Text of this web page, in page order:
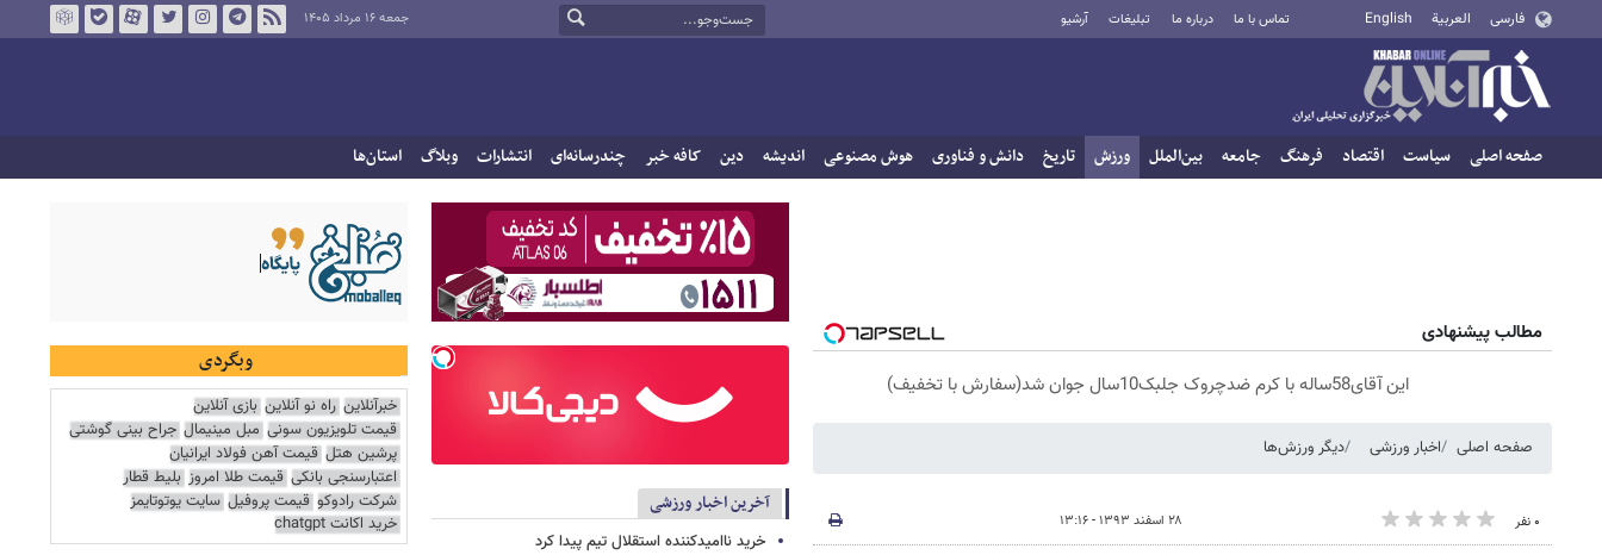
فارسی العربية English تماس با ما درباره ما تبلیغات آرشیو جمعه ۱۶ مرداد ۱۴۰۵
صفحه اصلی سیاست اقتصاد فرهنگ جامعه بین‌الملل ورزش تاریخ دانش و فناوری هوش مصنوعی اندیشه دین کافه خبر چندرسانه‌ای انتشارات وبلاگ استان‌ها
مطالب پیشنهادی
این آقای58ساله با کرم ضدچروک جلبک10سال جوان شد(سفارش با تخفیف)
صفحه اصلی اخبار ورزشی دیگر ورزش‌ها
۰ نفر ۲۸ اسفند ۱۳۹۳ - ۱۳:۱۶
آخرین اخبار ورزشی
خرید ناامیدکننده استقلال تیم پیدا کرد
وبگردی
خبرآنلاین راه نو آنلاین بازی آنلاین
قیمت تلویزیون سونی مبل مینیمال جراح بینی گوشتی
پرشین هتل قیمت آهن فولاد ایرانیان
اعتبارسنجی بانکی قیمت طلا امروز بلیط قطار
شرکت رادوکو قیمت پروفیل سایت یوتوتایمز
خرید اکانت chatgpt